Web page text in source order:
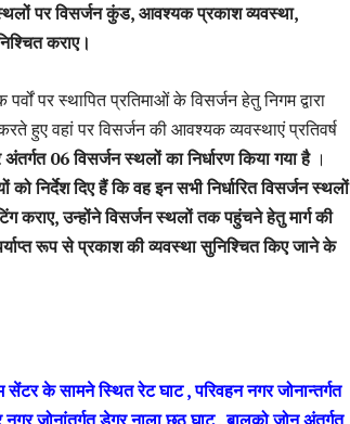
स्थलों पर विसर्जन कुंड, आवश्यक प्रकाश व्यवस्था,
कराए।
पर स्थापित प्रतिमाओं के विसर्जन हेतु निगम द्वारा
हुए वहां पर विसर्जन की आवश्यक व्यवस्थाएं प्रतिवर्ष
अंतर्गत 06 विसर्जन स्थलों का निर्धारण किया गया है।
निर्देश दिए हैं कि वह इन सभी निर्धारित विसर्जन स्थलों
कराए, उन्होंने विसर्जन स्थलों तक पहुंचने हेतु मार्ग की
रूप से प्रकाश की व्यवस्था सुनिश्चित किए जाने के
के सामने स्थित रेट घाट , परिवहन नगर जोनान्तर्गत
जोनांतर्गत डेगूर नाला छठ घाट , बालको जोन अंतर्गत